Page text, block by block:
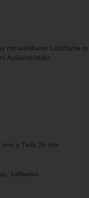
mit wählbarer Lichtfarbe
Außenstrahler.
x Tiefe 26 mm
kaltweiss